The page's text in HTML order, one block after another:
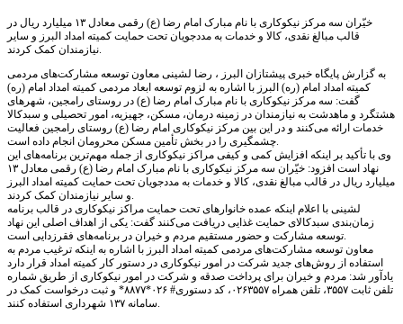
خیّران سه مرکز نیکوکاری با نام مبارک امام رضا (ع) رقمی معادل ۱۳ میلیارد ریال در
قالب مبالغ نقدی، کالا و خدمات به مددجویان تحت حمایت کمیته امداد البرز و سایر
نیازمندان کمک کردند.
به گزارش پایگاه خبری پیشتازان البرز ، رضا لشینی معاون توسعه مشارکت‌های مردمی
کمیته امداد امام (ره) البرز با اشاره به لزوم توسعه ابعاد مردمی کمیته امداد امام (ره)
گفت: سه مرکز نیکوکاری با نام مبارک امام رضا (ع) در روستای رامجین، شهرهای
هشتگرد و ماهدشت به نیازمندان در زمینه درمان، مسکن، جهیزیه، امور تحصیلی و سبدکالا
خدمات ارائه می‌کنند و در این بین مرکز نیکوکاری امام رضا (ع) روستای رامجین فعالیت
چشمگیری را در بخش تأمین مسکن محرومان انجام داده است.
وی با تأکید بر اینکه افزایش کمی و کیفی مراکز نیکوکاری از جمله مهم‌ترین برنامه‌های این
نهاد است افزود: خیّران سه مرکز نیکوکاری با نام مبارک امام رضا (ع) رقمی معادل ۱۳
میلیارد ریال در قالب مبالغ نقدی، کالا و خدمات به مددجویان تحت حمایت کمیته امداد البرز
و سایر نیازمندان کمک کردند.
لشینی با اعلام اینکه عمده خانوارهای تحت حمایت مراکز نیکوکاری در قالب برنامه
زمان‌بندی سبدکالای حمایت غذایی دریافت می‌کنند گفت: یکی از اهداف اصلی این نهاد
توسعه مشارکت و حضور مستقیم مردم و خیران در برنامه‌های فقرزدایی است.
معاون توسعه مشارکت‌های مردمی کمیته امداد البرز با اشاره به اینکه ترغیب مردم به
استفاده از روش‌های جدید شرکت در امور نیکوکاری در دستور کار کمیته امداد قرار دارد
یادآور شد: مردم و خیران برای پرداخت صدقه و شرکت در امور نیکوکاری از طریق شماره
تلفن ثابت ۳۵۵۷، تلفن همراه ۰۲۶۳۵۵۷، کد دستوری# ۰۲۶*۸۸۷۷* و ثبت درخواست کمک در
سامانه ۱۳۷ شهرداری استفاده کنند.